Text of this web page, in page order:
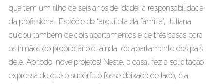
que tem um filho de seis anos de idade, à responsabilidade
da profissional. Espécie de “arquiteta da família”, Juliana
cuidou também de dois apartamentos e de três casas para
os irmãos do proprietário e, ainda, do apartamento dos pais
dele. Ao todo, nove projetos! Neste, o casal fez a solicitação
expressa de que o supérfluo fosse deixado de lado, e a